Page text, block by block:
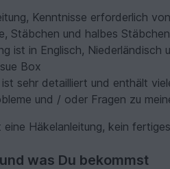
Kenntnisse erforderlich
Stäbchen und halbes Stäbchen
ist in Englisch, Niederländisch
Box
ist sehr detailliert und enthält
und / oder Fragen zu
eine Häkelanleitung, kein
was Du bekommst